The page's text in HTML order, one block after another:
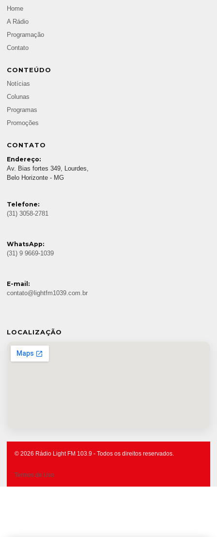
Home
A Rádio
Programação
Contato
CONTEÚDO
Notícias
Colunas
Programas
Promoções
CONTATO
Endereço:
Av. Bias fortes 349, Lourdes,
Belo Horizonte - MG
Telefone:
(31) 3058-2781
WhatsApp:
(31) 9 9669-1039
E-mail:
contato@lightfm1039.com.br
LOCALIZAÇÃO
© 2026 Rádio Light FM 103.9 - Todos os direitos reservados.
Termos de Uso